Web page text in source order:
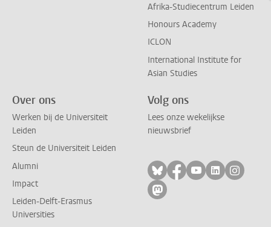
Afrika-Studiecentrum Leiden
Honours Academy
ICLON
International Institute for
Asian Studies
Over ons
Werken bij de Universiteit
Leiden
Steun de Universiteit Leiden
Alumni
Impact
Leiden-Delft-Erasmus
Universities
Volg ons
Lees onze wekelijkse
nieuwsbrief
Volg ons op bluesky
Volg ons op
Volg ons op
Volg ons
Volg
Volg ons op mastodon